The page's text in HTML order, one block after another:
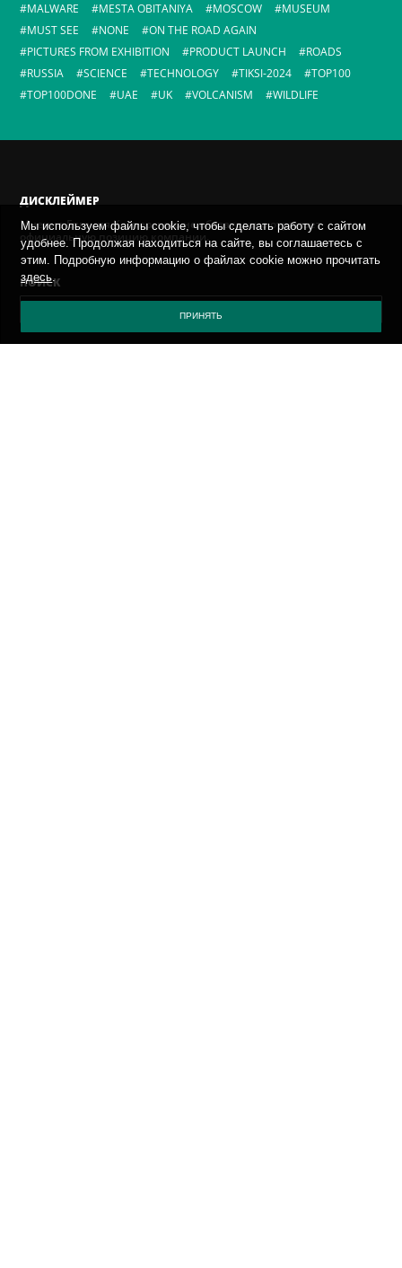
MALWARE
MESTA OBITANIYA MOSCOW
MUSEUM
MUST SEE
NONE
ON THE ROAD AGAIN
PICTURES FROM EXHIBITION
PRODUCT LAUNCH
ROADS
RUSSIA
SCIENCE TECHNOLOGY TIKSI-2024
TOP100
TOP100DONE
UAE UK VOLCANISM WILDLIFE
ДИСКЛЕЙМЕР
Мнение Евгения Касперского не обязательно отражает
официальную позицию компании.
ПОИСК
Мы используем файлы cookie, чтобы сделать работу с сайтом
удобнее. Продолжая находиться на сайте, вы соглашаетесь с
этим. Подробную информацию о файлах cookie можно прочитать
здесь.
ПРИНЯТЬ